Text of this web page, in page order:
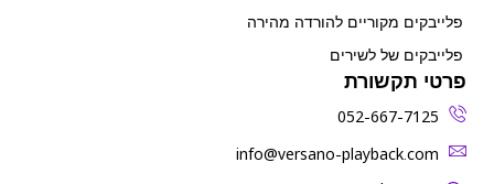
פלייבקים מקוריים להורדה מהירה
פלייבקים של לשירים
פרטי תקשורת
052-667-7125
‫info@versano-playback.com‬